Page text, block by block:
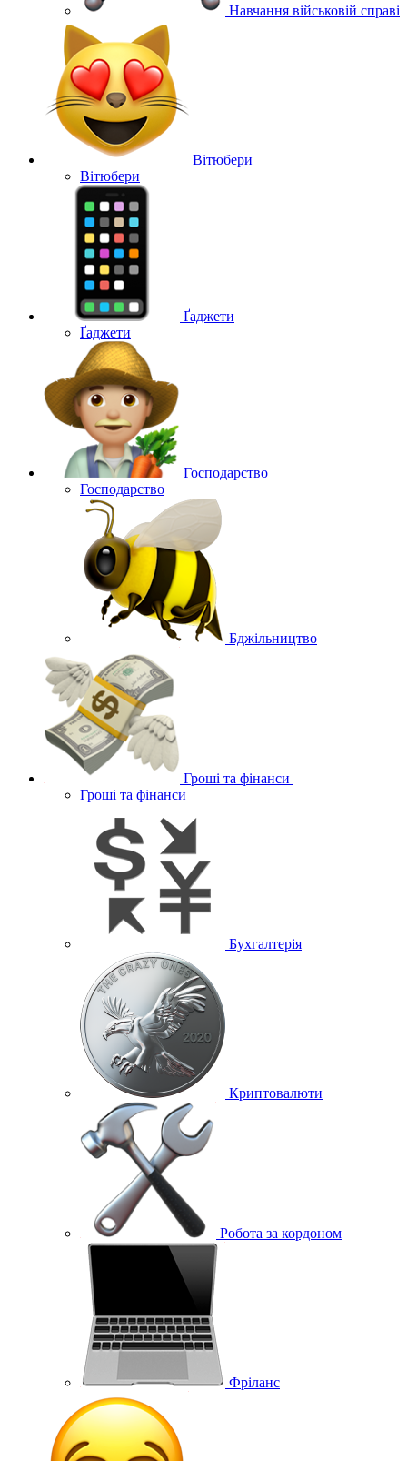
Навчання військовій справі
Вітюбери
Вітюбери
Ґаджети
Ґаджети
Господарство
Господарство
Бджільництво
Гроші та фінанси
Гроші та фінанси
Бухгалтерія
Криптовалюти
Робота за кордоном
Фріланс